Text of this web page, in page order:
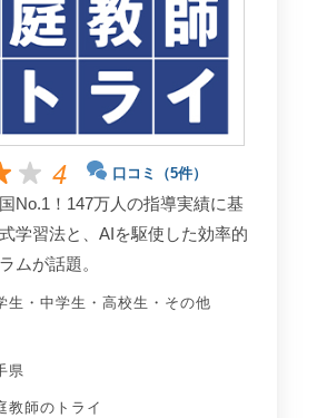
4 口コミ（5件）
No.1！147万人の指導実績に基
学習法と、AIを駆使した効率的
ムが話題。
生 ・ 中学生 ・ 高校生 ・ その他
県
教師のトライ